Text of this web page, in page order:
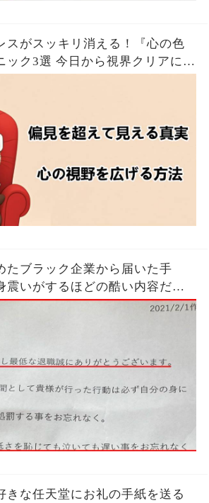
スがスッキリ消える！『心の色
ック3選 今日から視界クリアにな
たブラック企業から届いた手
震いがするほどの酷い内容だっ
きな任天堂にお礼の手紙を送る